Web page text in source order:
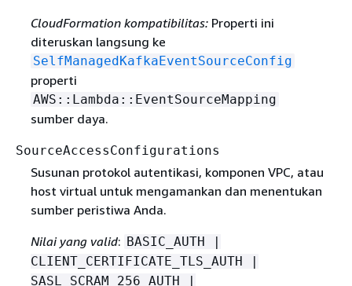
CloudFormation kompatibilitas:Properti ini
diteruskan langsung ke
SelfManagedKafkaEventSourceConfig
properti
AWS::Lambda::EventSourceMapping
sumber daya.
SourceAccessConfigurations
Susunan protokol autentikasi, komponen VPC, atau
host virtual untuk mengamankan dan menentukan
sumber peristiwa Anda.
Nilai yang valid: BASIC_AUTH |
CLIENT_CERTIFICATE_TLS_AUTH |
SASL_SCRAM_256_AUTH |